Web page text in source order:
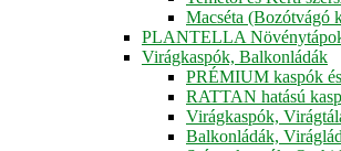
Macséta (Bozótvágó
PLANTELLA
Virágkaspók, Balkonládák
PRÉMIUM kaspók
RATTAN hatású
Virágkaspók,
Balkonládák,